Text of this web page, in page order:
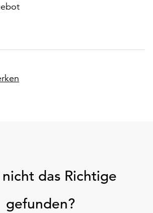
merken
das Richtige
gefunden?